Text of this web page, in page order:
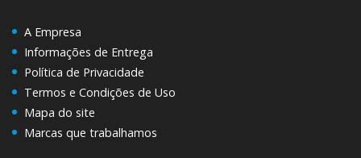
A Empresa
Informações de Entrega
Política de Privacidade
Termos e Condições de Uso
Mapa do site
Marcas que trabalhamos